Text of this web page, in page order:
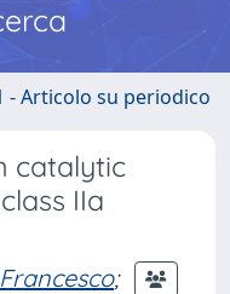
- Articolo su periodico
catalytic
IIa
;